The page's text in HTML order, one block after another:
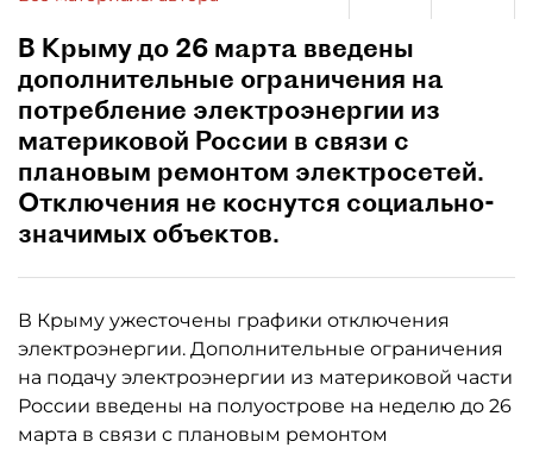
В Крыму до 26 марта введены
дополнительные ограничения на
потребление электроэнергии из
материковой России в связи с
плановым ремонтом электросетей.
Отключения не коснутся социально-
значимых объектов.
В Крыму ужесточены графики отключения
электроэнергии. Дополнительные ограничения
на подачу электроэнергии из материковой части
России введены на полуострове на неделю до 26
марта в связи с плановым ремонтом